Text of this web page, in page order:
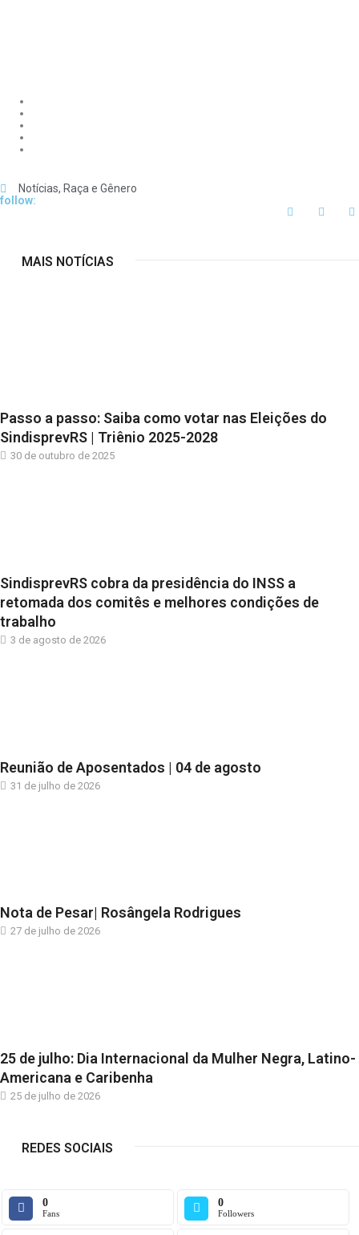
Notícias, Raça e Gênero
follow:
MAIS NOTÍCIAS
Passo a passo: Saiba como votar nas Eleições do
SindisprevRS | Triênio 2025-2028
30 de outubro de 2025
SindisprevRS cobra da presidência do INSS a
retomada dos comitês e melhores condições de
trabalho
3 de agosto de 2026
Reunião de Aposentados | 04 de agosto
31 de julho de 2026
Nota de Pesar| Rosângela Rodrigues
27 de julho de 2026
25 de julho: Dia Internacional da Mulher Negra, Latino-
Americana e Caribenha
25 de julho de 2026
REDES SOCIAIS
0
Fans
0
Followers